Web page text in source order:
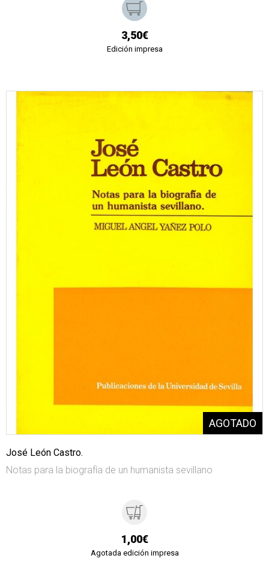
3,50€
Edición impresa
José León Castro.
Notas para la biografía de un humanista sevillano
1,00€
Agotada edición impresa